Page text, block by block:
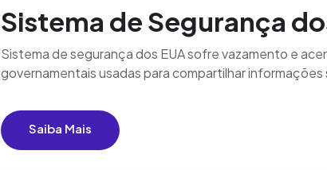
Sistema de Segurança
Sistema de segurança dos EUA sofre vazamento e
governamentais usadas para compartilhar informações
Saiba Mais